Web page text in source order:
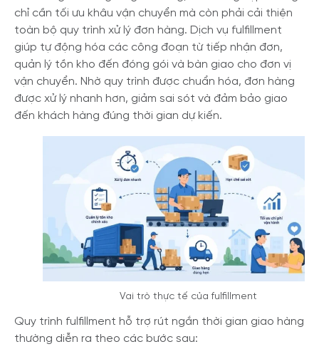
chỉ cần tối ưu khâu vận chuyển mà còn phải cải thiện
toàn bộ quy trình xử lý đơn hàng. Dịch vụ fulfillment
giúp tự động hóa các công đoạn từ tiếp nhận đơn,
quản lý tồn kho đến đóng gói và bàn giao cho đơn vị
vận chuyển. Nhờ quy trình được chuẩn hóa, đơn hàng
được xử lý nhanh hơn, giảm sai sót và đảm bảo giao
đến khách hàng đúng thời gian dự kiến.
Vai trò thực tế của fulfillment
Quy trình fulfillment hỗ trợ rút ngắn thời gian giao hàng
thường diễn ra theo các bước sau: